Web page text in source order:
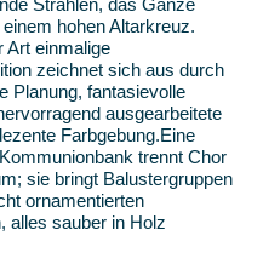
Strahlen, das Ganze
hohen Altarkreuz.
Art einmalige
zeichnet sich aus durch
Planung, fantasievolle
ausgearbeitete
Farbgebung.Eine
trennt Chor
sie bringt Balustergruppen
ornamentierten
alles sauber in Holz